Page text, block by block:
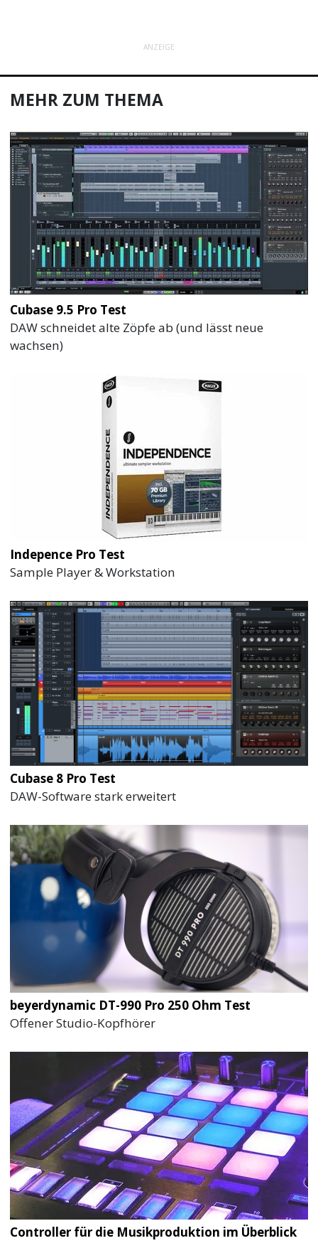
ANZEIGE
MEHR ZUM THEMA
Cubase 9.5 Pro Test
DAW schneidet alte Zöpfe ab (und lässt neue
wachsen)
Indepence Pro Test
Sample Player & Workstation
Cubase 8 Pro Test
DAW-Software stark erweitert
beyerdynamic DT-990 Pro 250 Ohm Test
Offener Studio-Kopfhörer
Controller für die Musikproduktion im Überblick